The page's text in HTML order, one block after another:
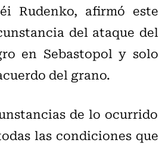
Rudenko, afirmó este
del ataque del
en Sebastopol y solo
del grano.
de lo ocurrido
las condiciones que